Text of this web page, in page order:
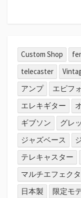
Custom Shop
telecaster
アンプ
エピフ
エレキギター
ギブソン
グレ
ジャズベース
テレキャスター
マルチエフェク
日本製
限定モ